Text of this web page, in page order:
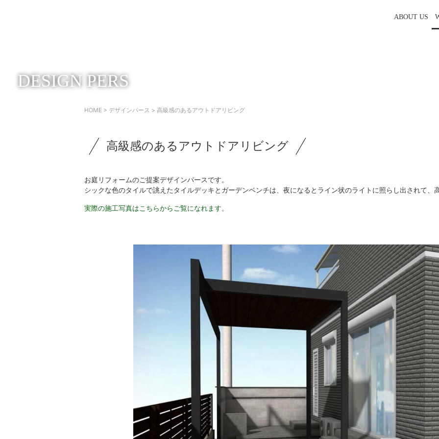
ABOUT US
DESIGN PERS
HOME > デザインパース > 高級感のあるアウトドアリビング
高級感のあるアウトドアリビング
お庭リフォームのご提案デザインパースです。
シックな色のタイルで誂えたタイルデッキとガーデンベンチは、夜になるとライン状のライトに照らし出されて、
実際の施工写真はこちらからご覧になれます。